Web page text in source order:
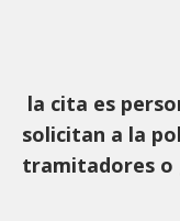
la cita es
solicitan a la
tramitadores o